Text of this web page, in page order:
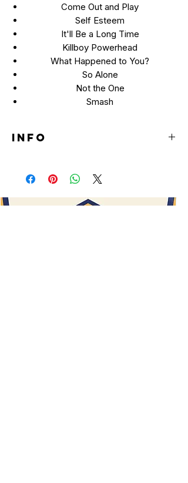
Come Out and Play
Self Esteem
It'll Be a Long Time
Killboy Powerhead
What Happened to You?
So Alone
Not the One
Smash
INFO